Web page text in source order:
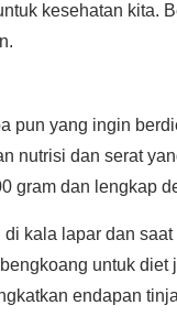
kesehatan kita.
pun yang ingin
nutrisi dan serat
gram dan lengkap
kala lapar dan
untuk diet
endapan